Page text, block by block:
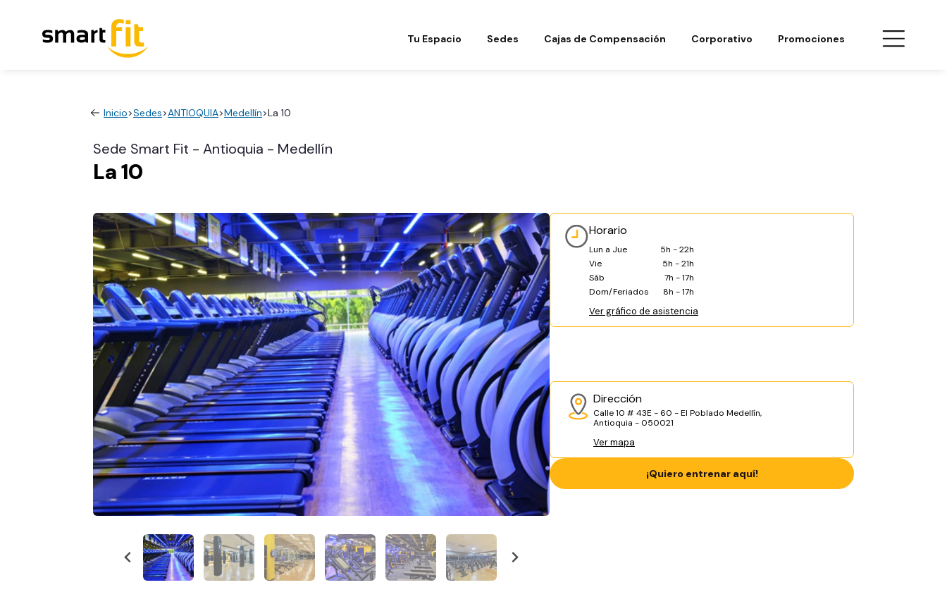
Tu Espacio Sedes Cajas de Compensación Corporativo Promociones
Inicio>Sedes>ANTIOQUIA>Medellín>La 10
Sede Smart Fit - Antioquia - Medellín
La 10
Horario
Lun a Jue
5h - 22h
Vie
5h - 21h
Sáb
7h - 17h
Dom/Feriados
8h - 17h
Ver gráfico de asistencia
Dirección
Calle 10 # 43E - 60 - El Poblado Medellín,
Antioquia - 050021
Ver mapa
¡Quiero entrenar aquí!